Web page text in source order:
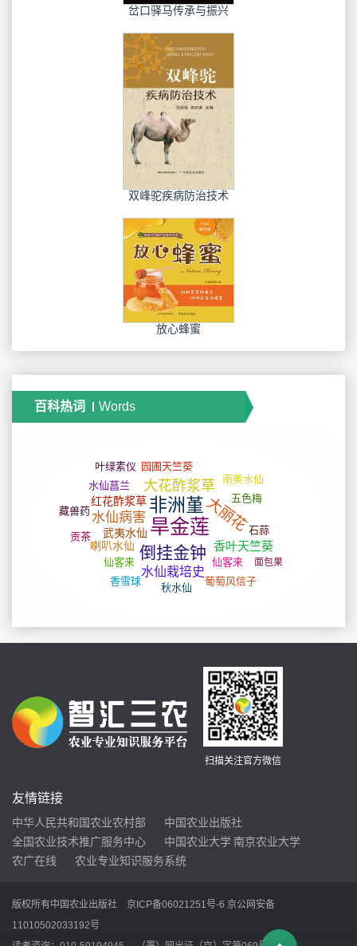
岔口驿马传承与振兴
双峰驼疾病防治技术
放心蜂蜜
百科热词 Words
扫描关注官方微信
友情链接
中华人民共和国农业农村部
中国农业出版社
全国农业技术推广服务中心
中国农业大学 南京农业大学
农广在线
农业专业知识服务系统
版权所有中国农业出版社 京ICP备06021251号-6 京公网安备
11010502033192号